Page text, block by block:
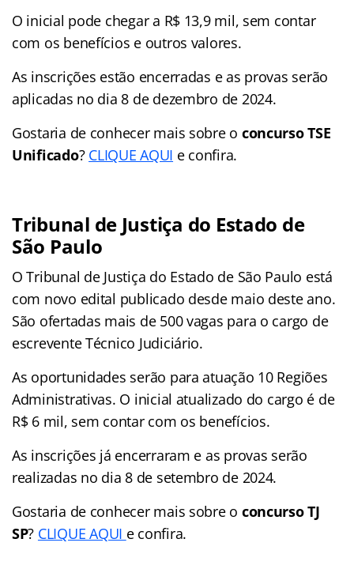
O inicial pode chegar a R$ 13,9 mil, sem contar
com os benefícios e outros valores.
As inscrições estão encerradas e as provas serão
aplicadas no dia 8 de dezembro de 2024.
Gostaria de conhecer mais sobre o concurso TSE
Unificado? CLIQUE AQUI e confira.
Tribunal de Justiça do Estado de
São Paulo
O Tribunal de Justiça do Estado de São Paulo está
com novo edital publicado desde maio deste ano.
São ofertadas mais de 500 vagas para o cargo de
escrevente Técnico Judiciário.
As oportunidades serão para atuação 10 Regiões
Administrativas. O inicial atualizado do cargo é de
R$ 6 mil, sem contar com os benefícios.
As inscrições já encerraram e as provas serão
realizadas no dia 8 de setembro de 2024.
Gostaria de conhecer mais sobre o concurso TJ
SP? CLIQUE AQUI e confira.